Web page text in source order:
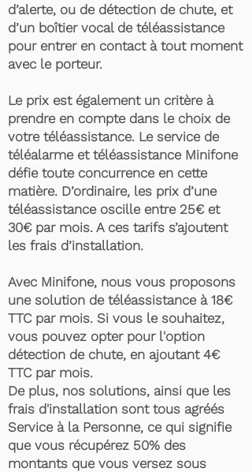
d’alerte, ou de détection de chute, et
d’un boîtier vocal de téléassistance
pour entrer en contact à tout moment
avec le porteur.
Le prix est également un critère à
prendre en compte dans le choix de
votre téléassistance. Le service de
téléalarme et téléassistance Minifone
défie toute concurrence en cette
matière. D’ordinaire, les prix d’une
téléassistance oscille entre 25€ et
30€ par mois. A ces tarifs s’ajoutent
les frais d’installation.
Avec Minifone, nous vous proposons
une solution de téléassistance à 18€
TTC par mois. Si vous le souhaitez,
vous pouvez opter pour l'option
détection de chute, en ajoutant 4€
TTC par mois.
De plus, nos solutions, ainsi que les
frais d'installation sont tous agréés
Service à la Personne, ce qui signifie
que vous récupérez 50% des
montants que vous versez sous